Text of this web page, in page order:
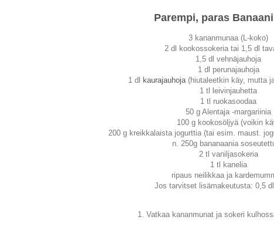
Parempi, paras
3 kananmunaa (L-koko)
2 dl kookossokeria tai 1,5 dl
1,5 dl vehnäjauhoja
1 dl perunajauhoja
1 dl kaurajauhoja (hiutaleetkin käy, mutta
1 tl leivinjauhetta
1 tl ruokasoodaa
50 g Alentaja -margariinia
100 g kookosöljyä (voikin
200 g kreikkalaista jogurttia (tai esim. maust.
n. 250g bananaania
2 tl vaniljasokeria
1 tl kanelia
ripaus neilikkaa ja
Jos tarvitset lisämakeutusta: 0,5
1. Vatkaa kananmunat ja sokeri